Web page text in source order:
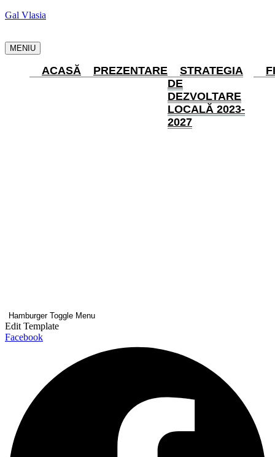
Gal Vlasia
MENIU
ACASĂ PREZENTARE
STRATEGIA
DE
DEZVOLTARE
LOCALĂ 2023-
2027
Hamburger Toggle Menu
Edit Template
Facebook